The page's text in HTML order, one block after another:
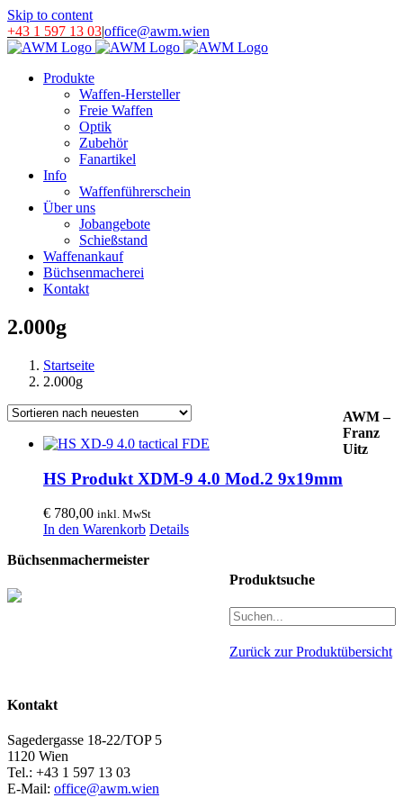
Skip to content
+43 1 597 13 03|office@awm.wien
Produkte
Waffen-Hersteller
Freie Waffen
Optik
Zubehör
Fanartikel
Info
Waffenführerschein
Über uns
Jobangebote
Schießstand
Waffenankauf
Büchsenmacherei
Kontakt
2.000g
Startseite
2.000g
HS Produkt XDM-9 4.0 Mod.2 9x19mm
€ 780,00 inkl. MwSt
In den Warenkorb Details
Produktsuche
Zurück zur Produktübersicht
AWM –
Franz
Uitz
Büchsenmachermeister
Kontakt
Sagedergasse 18-22/TOP 5
1120 Wien
Tel.: +43 1 597 13 03
E-Mail: office@awm.wien